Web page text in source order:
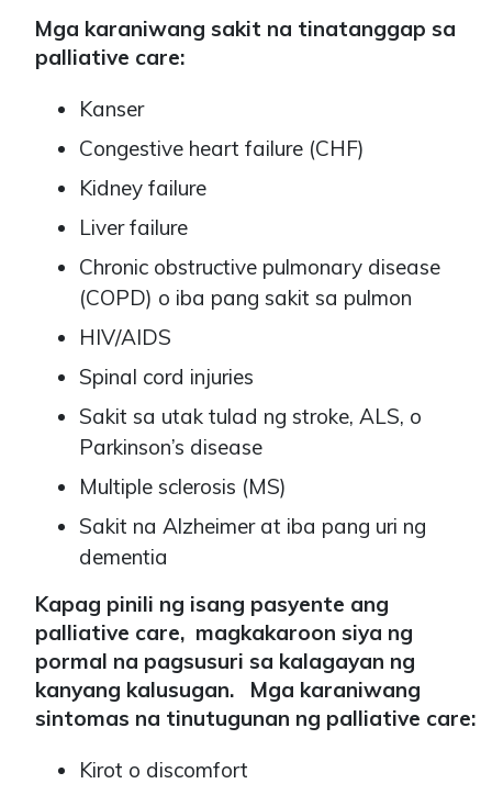
Mga karaniwang sakit na tinatanggap sa
palliative care:
Kanser
Congestive heart failure (CHF)
Kidney failure
Liver failure
Chronic obstructive pulmonary disease
(COPD) o iba pang sakit sa pulmon
HIV/AIDS
Spinal cord injuries
Sakit sa utak tulad ng stroke, ALS, o
Parkinson’s disease
Multiple sclerosis (MS)
Sakit na Alzheimer at iba pang uri ng
dementia
Kapag pinili ng isang pasyente ang
palliative care, magkakaroon siya ng
pormal na pagsusuri sa kalagayan ng
kanyang kalusugan. Mga karaniwang
sintomas na tinutugunan ng palliative care:
Kirot o discomfort